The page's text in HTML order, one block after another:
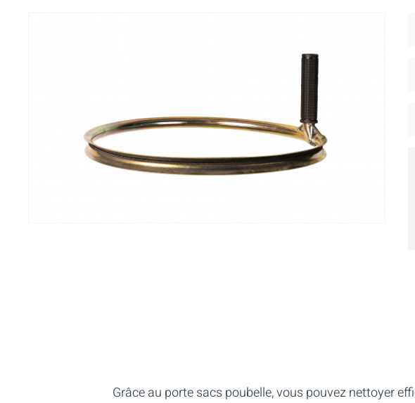
Grâce au porte sacs poubelle, vous pouvez nettoyer